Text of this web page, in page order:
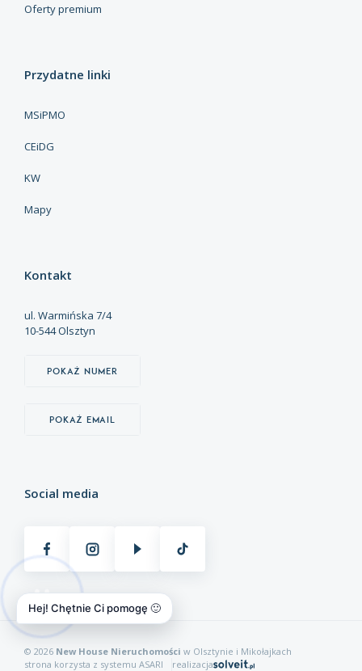
Oferty premium
Przydatne linki
MSiPMO
CEiDG
KW
Mapy
Kontakt
ul. Warmińska 7/4
10-544 Olsztyn
Pokaż numer
Pokaż email
Social media
© 2026 New House Nieruchomości w Olsztynie i Mikołajkach
strona korzysta z systemu ASARI realizacja
Hej! Chętnie Ci pomogę 🙂